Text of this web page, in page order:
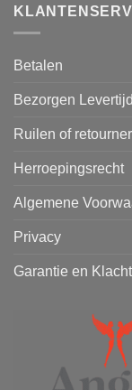
Betalen
Bezorgen Levertijd
Ruilen of
Herroepingsrecht
Algemene
Privacy
Garantie en